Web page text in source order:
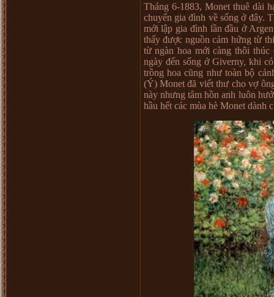
Tháng 6-1883, Monet thuê dài
chuyển gia đình về sống ở đây.
mới lập gia đình lần đầu ở
thấy được nguồn cảm hứng từ
từ ngàn hoa mới càng thôi
ngày đến sống ở Giverny, khi
trồng hoa cũng như toàn bộ
(Ý) Monet đã viết thư cho vợ
này nhưng tâm hồn anh luôn
hầu hết các mùa hè Monet dành